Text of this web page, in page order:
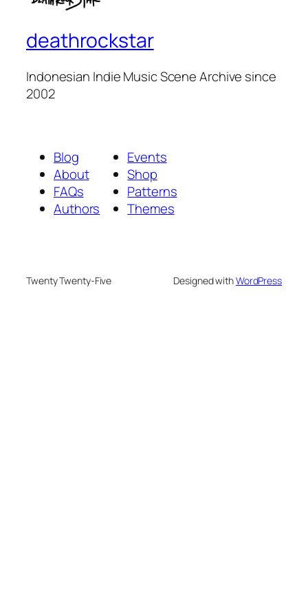
deathrockstar
Indonesian Indie Music Scene Archive since
2002
Blog
About
FAQs
Authors
Events
Shop
Patterns
Themes
Twenty Twenty-Five Designed withWordPress